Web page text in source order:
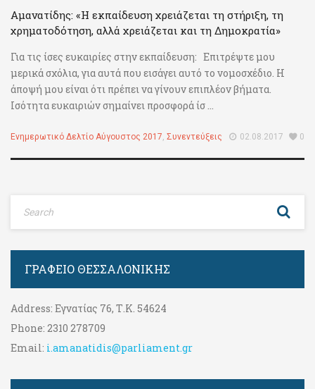
Αμανατίδης: «Η εκπαίδευση χρειάζεται τη στήριξη, τη
χρηματοδότηση, αλλά χρειάζεται και τη Δημοκρατία»
Για τις ίσες ευκαιρίες στην εκπαίδευση: Επιτρέψτε μου
μερικά σχόλια, για αυτά που εισάγει αυτό το νομοσχέδιο. Η
άποψή μου είναι ότι πρέπει να γίνουν επιπλέον βήματα.
Ισότητα ευκαιριών σημαίνει προσφορά ίσ ...
Ενημερωτικό Δελτίο Αύγουστος 2017 Συνεντεύξεις 02.08.2017 0
ΓΡΑΦΕΊΟ ΘΕΣΣΑΛΟΝΊΚΗΣ
Address: Εγνατίας 76, Τ.Κ. 54624
Phone: 2310 278709
Email: i.amanatidis@parliament.gr